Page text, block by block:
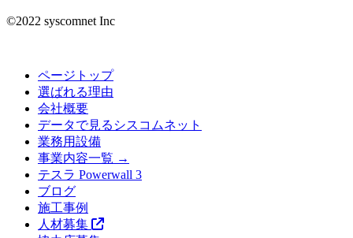
©︎2022 syscomnet Inc
ページトップ
選ばれる理由
会社概要
データで見るシスコムネット
業務用設備
事業内容一覧 →
テスラ Powerwall 3
ブログ
施工事例
人材募集